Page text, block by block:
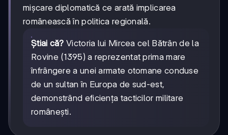
mișcare diplomatică ce arată implicarea
românească în politica regională.
Știai că? Victoria lui Mircea cel Bătrân de la
Rovine (1395) a reprezentat prima mare
înfrângere a unei armate otomane conduse
de un sultan în Europa de sud-est,
demonstrând eficiența tacticilor militare
românești.